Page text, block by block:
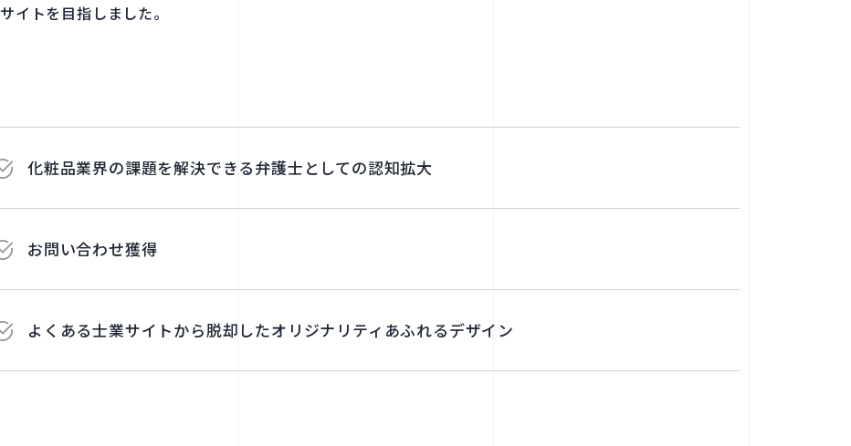
サイトを​目指しました。
化粧品業界の​課題を​解決できる​弁護士と​しての​認知拡大
お問い​合わせ獲得
よく​ある​士業サイトから​脱却した​オリジナリティあ​ふれる​デザイン